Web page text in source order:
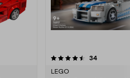
34arvostelut
LEGO